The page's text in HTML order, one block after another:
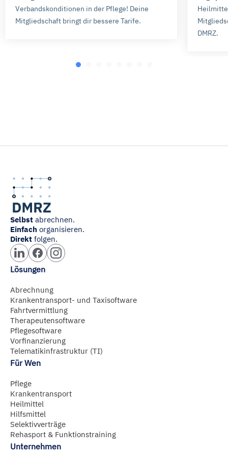
dazu und zu den Cookies führen wir in dieser
Datenschutzerklärungauf. Unser Impressum ist
Verbandskonditionen in der Pflege! Deine
Mitgliedschaft bringt dir bessere Tarife.
DMRZ.
Selbst abrechnen.
Einfach organisieren.
Direkt folgen.
Lösungen
Abrechnung
Krankentransport- und Taxisoftware
Fahrtvermittlung
Therapeutensoftware
Pflegesoftware
Vorfinanzierung
Telematikinfrastruktur (TI)
Für Wen
Pflege
Krankentransport
Heilmittel
Hilfsmittel
Selektivverträge
Rehasport & Funktionstraining
Unternehmen